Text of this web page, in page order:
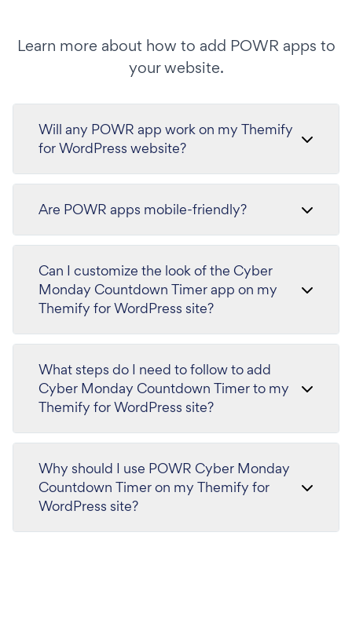
Learn more about how to add POWR apps to
your website.
Will any POWR app work on my Themify
for WordPress website?
Are POWR apps mobile-friendly?
Can I customize the look of the Cyber
Monday Countdown Timer app on my
Themify for WordPress site?
What steps do I need to follow to add
Cyber Monday Countdown Timer to my
Themify for WordPress site?
Why should I use POWR Cyber Monday
Countdown Timer on my Themify for
WordPress site?